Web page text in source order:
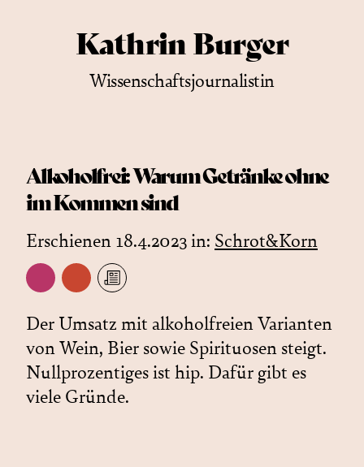
Kathrin Burger
Wissenschaftsjournalistin
Alkoholfrei: Warum Getränke ohne
im Kommen sind
Erschienen 18.4.2023 in: Schrot&Korn
Der Umsatz mit alkoholfreien Varianten
von Wein, Bier sowie Spirituosen steigt.
Nullprozentiges ist hip. Dafür gibt es
viele Gründe.